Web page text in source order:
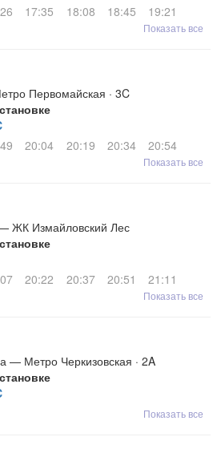
17:35 18:08 18:45
19:21
Показать все
Первомайская · 3C
20:04 20:19 20:34
20:54
Показать все
ЖК Измайловский Лес
20:22 20:37 20:51
21:11
Показать все
— Метро Черкизовская · 2A
Показать все